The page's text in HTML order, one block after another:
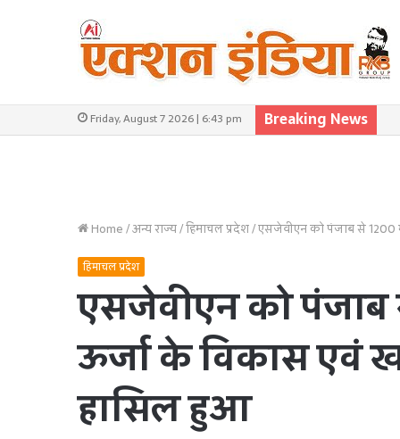
Friday, August 7 2026 | 6:43 pm Breaking News
Home/अन्य राज्य/हिमाचल प्रदेश/एसजेवीएन को पंजाब से 1200
हिमाचल प्रदेश
एसजेवीएन को पंजाब
ऊर्जा के विकास एवं
हासिल हुआ